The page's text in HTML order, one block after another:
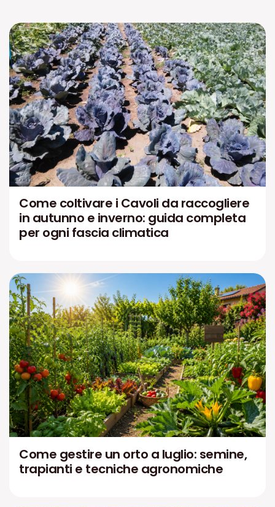
Come coltivare i Cavoli da raccogliere
in autunno e inverno: guida completa
per ogni fascia climatica
Come gestire un orto a luglio: semine,
trapianti e tecniche agronomiche